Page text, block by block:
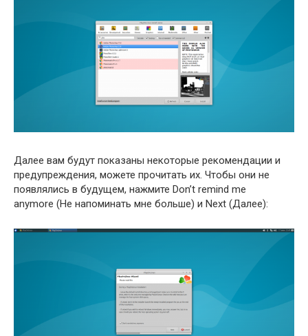
Далее вам будут показаны некоторые рекомендации и
предупреждения, можете прочитать их. Чтобы они не
появлялись в будущем, нажмите Don’t remind me
anymore (Не напоминать мне больше) и Next (Далее):